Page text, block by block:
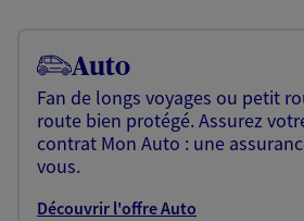
Auto
Fan de longs voyages ou petit
route bien protégé. Assurez
contrat Mon Auto : une
vous.
Découvrir l'offre Auto